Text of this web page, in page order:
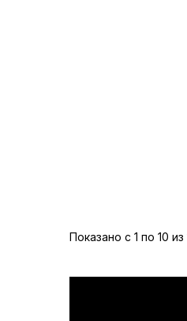
Показано с 1 по 10